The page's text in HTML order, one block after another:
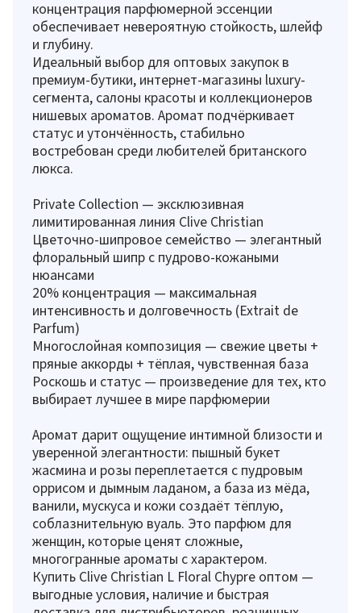
концентрация парфюмерной эссенции
обеспечивает невероятную стойкость, шлейф
и глубину.
Идеальный выбор для оптовых закупок в
премиум-бутики, интернет-магазины luxury-
сегмента, салоны красоты и коллекционеров
нишевых ароматов. Аромат подчёркивает
статус и утончённость, стабильно
востребован среди любителей британского
люкса.
Private Collection — эксклюзивная
лимитированная линия Clive Christian
Цветочно-шипровое семейство — элегантный
флоральный шипр с пудрово-кожаными
нюансами
20% концентрация — максимальная
интенсивность и долговечность (Extrait de
Parfum)
Многослойная композиция — свежие цветы +
пряные аккорды + тёплая, чувственная база
Роскошь и статус — произведение для тех, кто
выбирает лучшее в мире парфюмерии
Аромат дарит ощущение интимной близости и
уверенной элегантности: пышный букет
жасмина и розы переплетается с пудровым
оррисом и дымным ладаном, а база из мёда,
ванили, мускуса и кожи создаёт тёплую,
соблазнительную вуаль. Это парфюм для
женщин, которые ценят сложные,
многогранные ароматы с характером.
Купить Clive Christian L Floral Chypre оптом —
выгодные условия, наличие и быстрая